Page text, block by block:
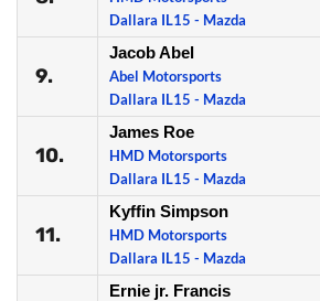
Dallara IL15 - Mazda
9.
Jacob Abel
Abel Motorsports
Dallara IL15 - Mazda
10.
James Roe
HMD Motorsports
Dallara IL15 - Mazda
11.
Kyffin Simpson
HMD Motorsports
Dallara IL15 - Mazda
Ernie jr. Francis